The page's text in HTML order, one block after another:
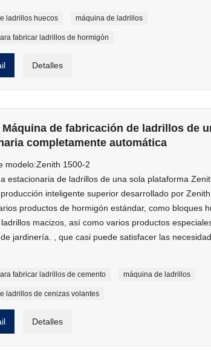
ladrillos huecos máquina de ladrillos
fabricar ladrillos de hormigón
Detalles
Máquina de fabricación de ladrillos de
completamente automática
modelo:Zenith 1500-2
estacionaria de ladrillos de una sola plataforma
inteligente superior desarrollado por
productos de hormigón estándar, como bloques
macizos, así como varios productos
jardinería. , que casi puede satisfacer las
fabricar ladrillos de cemento máquina de ladrillos
ladrillos de cenizas volantes
Detalles